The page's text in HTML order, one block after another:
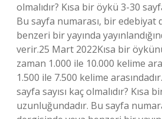
olmalıdır? Kısa bir öykü 3-30
Bu sayfa numarası, bir edebiyat
benzeri bir yayında
verir.25 Mart 2022Kısa bir
zaman 1.000 ile 10.000 kelime
1.500 ile 7.500 kelime
sayfa sayısı kaç olmalıdır? Kısa
uzunluğundadır. Bu sayfa